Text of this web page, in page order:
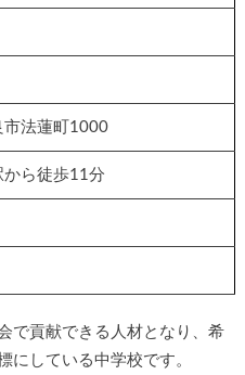
市法蓮町1000
から徒歩11分
で貢献できる人材となり、希
にしている中学校です。